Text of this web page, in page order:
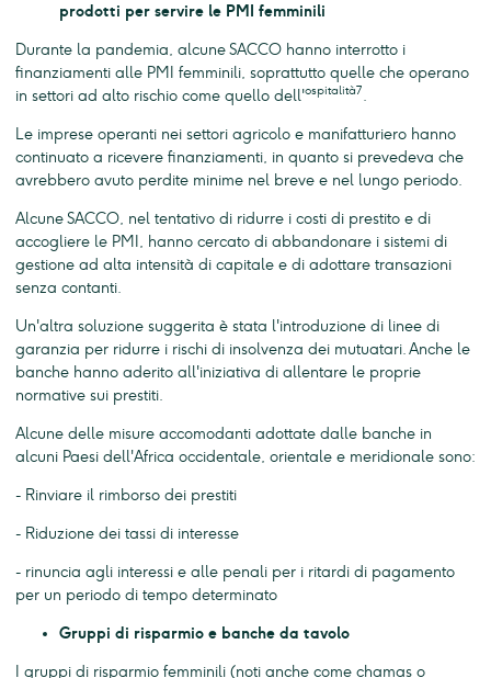
prodotti per servire le PMI femminili
Durante la pandemia, alcune SACCO hanno interrotto i
finanziamenti alle PMI femminili, soprattutto quelle che operano
in settori ad alto rischio come quello dell'ospitalità7.
Le imprese operanti nei settori agricolo e manifatturiero hanno
continuato a ricevere finanziamenti, in quanto si prevedeva che
avrebbero avuto perdite minime nel breve e nel lungo periodo.
Alcune SACCO, nel tentativo di ridurre i costi di prestito e di
accogliere le PMI, hanno cercato di abbandonare i sistemi di
gestione ad alta intensità di capitale e di adottare transazioni
senza contanti.
Un'altra soluzione suggerita è stata l'introduzione di linee di
garanzia per ridurre i rischi di insolvenza dei mutuatari. Anche le
banche hanno aderito all'iniziativa di allentare le proprie
normative sui prestiti.
Alcune delle misure accomodanti adottate dalle banche in
alcuni Paesi dell'Africa occidentale, orientale e meridionale sono:
- Rinviare il rimborso dei prestiti
- Riduzione dei tassi di interesse
- rinuncia agli interessi e alle penali per i ritardi di pagamento
per un periodo di tempo determinato
Gruppi di risparmio e banche da tavolo
I gruppi di risparmio femminili (noti anche come chamas o